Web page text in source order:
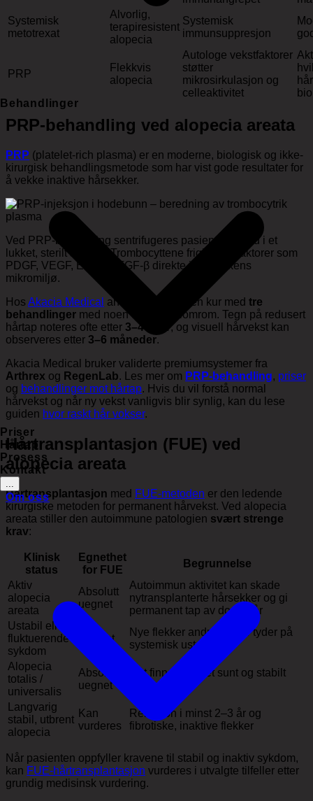
Behandlinger
Priser
Hårtap
Prosess
Kontakt
...
Om oss
Systemisk
metotrexat
Alvorlig,
terapiresistent
alopecia
Systemisk
immunsuppresjon
PRP
Flekkvis
alopecia
Autologe vekstfaktorer
støtter
mikrosirkulasjon og
celleaktivitet
PRP-behandling ved alopecia areata
PRP (platelet-rich plasma) er en moderne, biologisk og ikke-
kirurgisk behandlingsmetode som har vist gode resultater for
å vekke inaktive hårsekker.
Ved PRP-behandling sentrifugeres pasientens blod i et
lukket, sterilt system. Trombocyttene frigir vekstfaktorer som
PDGF, VEGF, EGF og TGF-β direkte i hårsekkens
mikromiljø.
Hos Akacia Medical anbefales initialt en kur med tre
behandlinger med noen ukers mellomrom. Tegn på redusert
hårtap noteres ofte etter 3–4 uker, og visuell hårvekst kan
observeres etter 3–6 måneder.
Akacia Medical bruker validerte premiumsystemer fra
Arthrex og RegenLab. Les mer om PRP-behandling, priser
og behandlinger mot hårtap. Hvis du vil forstå normal
hårvekst og når ny vekst vanligvis blir synlig, kan du lese
guiden hvor raskt hår vokser.
Hårtransplantasjon (FUE) ved
alopecia areata
Hårtransplantasjon med FUE-metoden er den ledende
kirurgiske metoden for permanent hårvekst. Ved alopecia
areata stiller den autoimmune patologien svært strenge
krav:
Klinisk
status
Egnethet
for FUE
Begrunnelse
Aktiv
alopecia
areata
Absolutt
uegnet
Autoimmun aktivitet kan skade
nytransplanterte hårsekker og gi
permanent tap av donorhår
Ustabil eller
fluktuerende
sykdom
Uegnet
Nye flekker andre steder tyder på
systemisk ustabilitet
Alopecia
totalis /
universalis
Absolutt
uegnet
Det finnes ikke et sunt og stabilt
donorområde
Langvarig
stabil, utbrent
alopecia
Kan
vurderes
Remisjon i minst 2–3 år og
fibrotiske, inaktive flekker
Når pasienten oppfyller kravene til stabil og inaktiv sykdom,
kan FUE-hårtransplantasjon vurderes i utvalgte tilfeller etter
grundig medisinsk vurdering.